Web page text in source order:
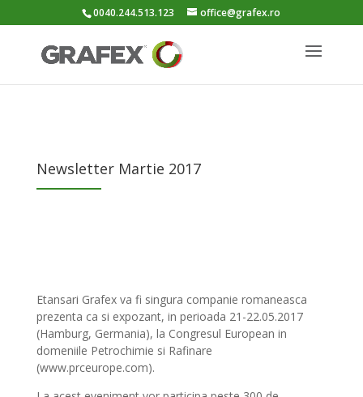
0040.244.513.123 office@grafex.ro
Newsletter Martie 2017
Etansari Grafex va fi singura companie romaneasca
prezenta ca si expozant, in perioada 21-22.05.2017
(Hamburg, Germania), la Congresul European in
domeniile Petrochimie si Rafinare
(www.prceurope.com).